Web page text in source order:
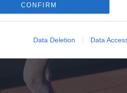
CONFIRM
Data Deletion Data